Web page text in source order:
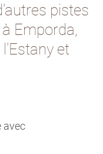
pistes
Emporda,
et
avec